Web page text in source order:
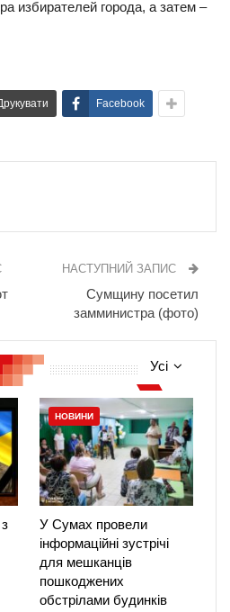
избирателей города, а затем –
Facebook
НАСТУПНИЙ ЗАПИС
Сумщину посетил
замминистра (фото)
Усі
НОВИНИ
У Сумах провели
інформаційні зустрічі
для мешканців
пошкоджених
обстрілами будинків